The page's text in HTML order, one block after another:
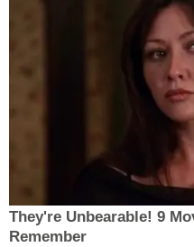
They're Unbearable! 9
Remember